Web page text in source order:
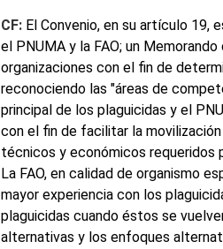
CF: El Convenio, en su artículo 19,
el PNUMA y la FAO; un
organizaciones con el fin de
reconociendo las "áreas de
principal de los plaguicidas y el
con el fin de facilitar la
técnicos y económicos requeridos
La FAO, en calidad de organismo
mayor experiencia con los
plaguicidas cuando éstos se
alternativas y los enfoques